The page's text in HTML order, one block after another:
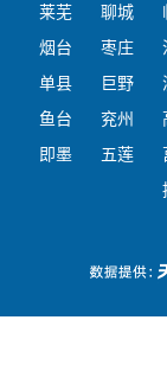
莱芜
聊城
烟台
枣庄
单县
巨野
鱼台
兖州
即墨
五莲